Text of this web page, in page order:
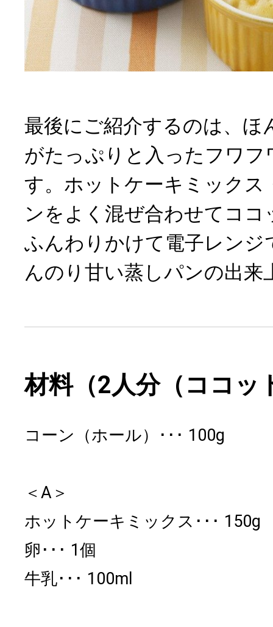
最後にご紹介するのは、ほ
がたっぷりと入ったフワフ
す。ホットケーキミックス
ンをよく混ぜ合わせてコ
ふんわりかけて電子レンジ
んのり甘い蒸しパンの出来
材料（2人分（ココッ
コーン（ホール） 100g
＜A＞
ホットケーキミックス
150g
卵
1個
牛乳
100ml